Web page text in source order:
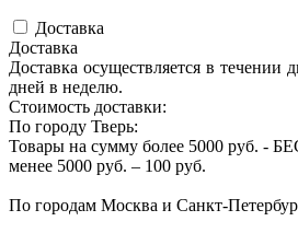
Доставка
Доставка
Доставка осуществляется в течении
дней в неделю.
Стоимость доставки:
По городу Тверь:
Товары на сумму более 5000 руб. -
менее 5000 руб. – 100 руб.
По городам Москва и Санкт-